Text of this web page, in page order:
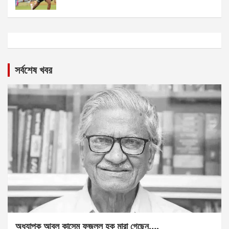
সর্বশেষ খবর
অধ্যাপক আবুল কাসেম ফজলুল হক মারা গেছেন….